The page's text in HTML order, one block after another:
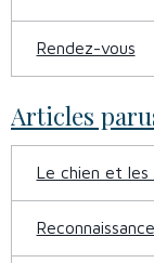
Rendez-vous
Articles
Le chien et les